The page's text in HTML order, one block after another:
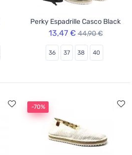
Perky Espadrille Casco Black
13,47 € 44,90 €
36 37 38 40
-70%